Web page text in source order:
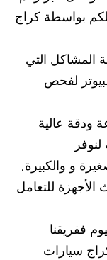
بواسطة كراج
المشاكل التي
لفحص
ودقة عالية
و والكبيرة,
للتعامل
ففريقنا
سيارات